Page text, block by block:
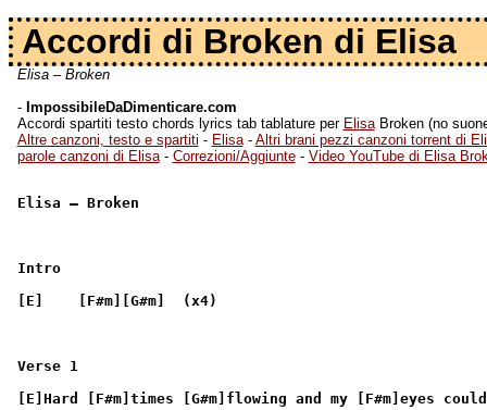
Accordi di Broken di Elisa
Elisa – Broken
- ImpossibileDaDimenticare.com
Accordi spartiti testo chords lyrics tab tablature per ElisaBroken (no
Altre canzoni, testo e spartiti - Elisa- Altri brani pezzi canzoni torrent di
parole canzoni di Elisa- Correzioni/Aggiunte- Video YouTube di Elisa
Elisa – Broken
Intro
[E]    [F#m][G#m]  (x4)
Verse 1
[E]Hard [F#m]times [G#m]flowing and my [F#m]eyes